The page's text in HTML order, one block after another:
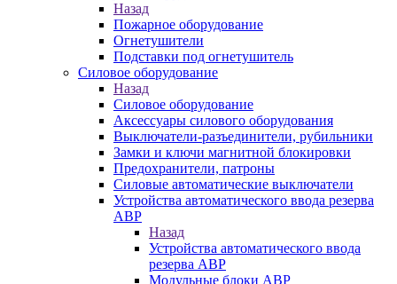
Назад
Пожарное оборудование
Огнетушители
Подставки под огнетушитель
Силовое оборудование
Назад
Силовое оборудование
Аксессуары силового оборудования
Выключатели-разъединители, рубильники
Замки и ключи магнитной блокировки
Предохранители, патроны
Силовые автоматические выключатели
Устройства автоматического ввода резерва
АВР
Назад
Устройства автоматического ввода
резерва АВР
Модульные блоки АВР